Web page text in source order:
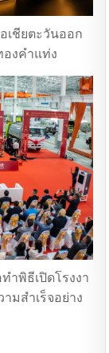
เชียตะวันออก
งคำแท่ง
ำพิธีเปิดโรงงา
มสำเร็จอย่าง